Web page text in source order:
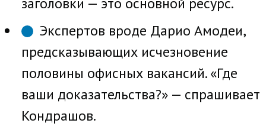
Экспертов вроде Дарио Амодеи,
предсказывающих исчезновение
половины офисных вакансий. «Где
ваши доказательства?» — спрашивает
Кондрашов.